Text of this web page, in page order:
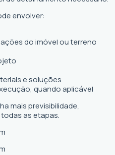
envolver:
do imóvel ou terreno
e soluções
quando aplicável
mais previsibilidade,
as etapas.